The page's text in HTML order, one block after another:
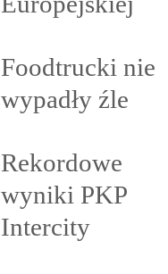
Foodtrucki nie
wypadły źle
Rekordowe
wyniki PKP
Intercity